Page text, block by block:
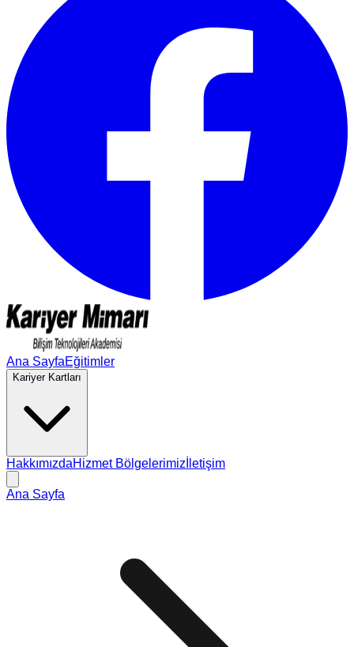
Ana SayfaEğitimler
Kariyer Kartları
HakkımızdaHizmet Bölgelerimiz İletişim
Ana Sayfa